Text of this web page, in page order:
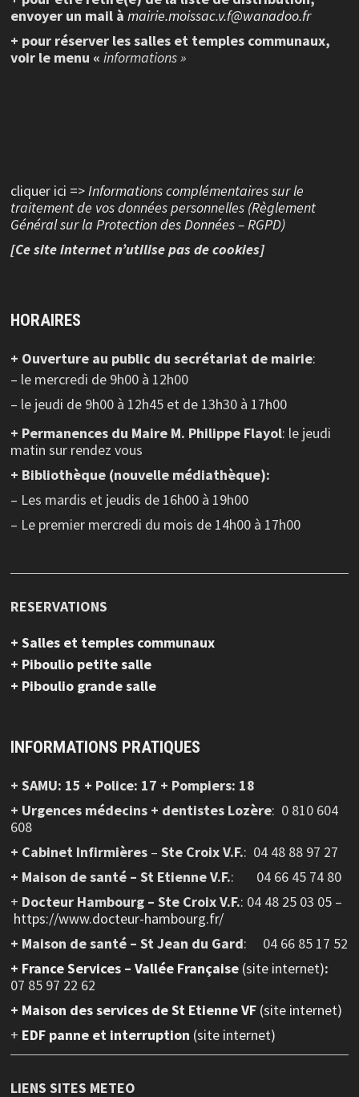
envoyer un mail à mairie.moissac.v.f@wanadoo.fr
+ pour réserver les salles et temples communaux,
voir le menu « informations »
cliquer ici =>Informations complémentaires sur le
traitement de vos données personnelles (Règlement
Général sur la Protection des Données – RGPD)
[Ce site internet n’utilise pas de cookies]
HORAIRES
+ Ouverture au public du secrétariat de mairie:
– le mercredi de 9h00 à 12h00
– le jeudi de 9h00 à 12h45 et de 13h30 à 17h00
+ Permanences du Maire M. Philippe Flayol: le jeudi
matin sur rendez vous
+ Bibliothèque (nouvelle médiathèque):
– Les mardis et jeudis de 16h00 à 19h00
– Le premier mercredi du mois de 14h00 à 17h00
RESERVATIONS
+ Salles et temples communaux
+ Piboulio petite salle
+ Piboulio grande salle
INFORMATIONS PRATIQUES
+ SAMU: 15 + Police: 17 + Pompiers: 18
+ Urgences médecins + dentistes Lozère: 0 810 604
608
+ Cabinet Infirmières– Ste Croix V.F.: 04 48 88 97 27
+ Maison de santé – St Etienne V.F.: 04 66 45 74 80
+ Docteur Hambourg – Ste Croix V.F.: 04 48 25 03 05 –
https://www.docteur-hambourg.fr/
+ Maison de santé – St Jean du Gard: 04 66 85 17 52
+ France Services – Vallée Française (site internet):
07 85 97 22 62
+ Maison des services de St Etienne VF (site internet)
+ EDF panne et interruption (site internet)
LIENS SITES METEO